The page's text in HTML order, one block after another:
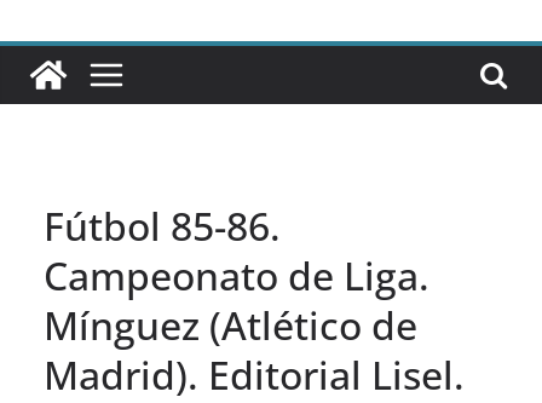
Fútbol 85-86.
Campeonato de Liga.
Mínguez (Atlético de
Madrid). Editorial Lisel.